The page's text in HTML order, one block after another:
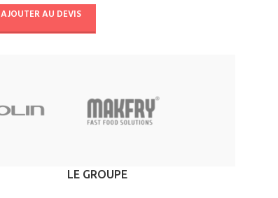
AJOUTER AU DEVIS
LE GROUPE